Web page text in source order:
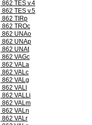
862 TES v.4
862 TES v.5
862 TIRp
862 TROc
862 UNAo
862 UNAp
862 UNAt
862 VAGc
862 VALa
862 VALc
862 VALg
862 VALl
862 VALLi
862 VALm
862 VALn
862 VALr